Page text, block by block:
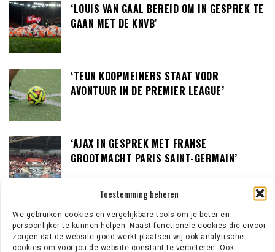
Toestemming beheren
We gebruiken cookies en vergelijkbare tools om je beter en
persoonlijker te kunnen helpen. Naast functionele cookies die ervoor
zorgen dat de website goed werkt plaatsen wij ook analytische
cookies om voor jou de website constant te verbeteren. Ook
‘LOUIS VAN GAAL BEREID OM IN GESPREK TE
GAAN MET DE KNVB’
‘TEUN KOOPMEINERS STAAT VOOR
AVONTUUR IN DE PREMIER LEAGUE’
‘AJAX IN GESPREK MET FRANSE
GROOTMACHT PARIS SAINT-GERMAIN’
‘TORINO DOET NAVRAAG BIJ AJAX OVER 23-JARIGE
MIDDENVELDER’